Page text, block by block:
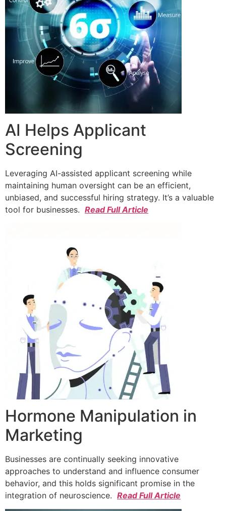
AI Helps Applicant
Screening
Leveraging AI-assisted applicant screening while
maintaining human oversight can be an efficient,
unbiased, and successful hiring strategy. It’s a valuable
tool for businesses. Read Full Article
Hormone Manipulation in
Marketing
Businesses are continually seeking innovative
approaches to understand and influence consumer
behavior, and this holds significant promise in the
integration of neuroscience. Read Full Article